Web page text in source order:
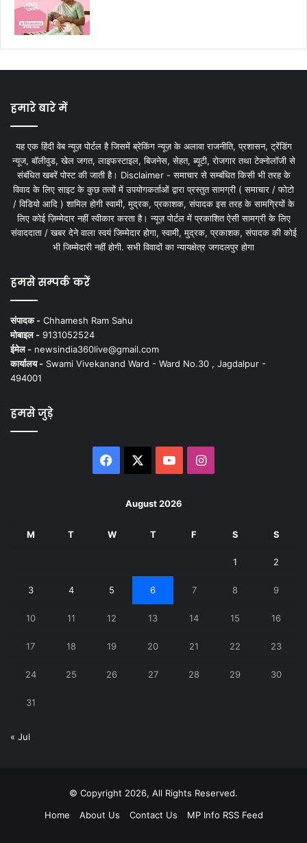
हमारे बारे में
यह एक हिंदी वेब न्यूज़ पोर्टल है जिसमें ब्रेकिंग न्यूज़ के अलावा राजनीति, प्रशासन, ट्रेंडिंग
न्यूज, बॉलीवुड, खेल जगत, लाइफस्टाइल, बिजनेस, सेहत, ब्यूटी, रोजगार तथा टेक्नोलॉजी से
संबंधित खबरें पोस्ट की जाती है। Disclaimer - समाचार से सम्बंधित किसी भी तरह के
विवाद के लिए साइट के कुछ तत्वों में उपयोगकर्ताओं द्वारा प्रस्तुत सामग्री ( समाचार / फोटो
/ विडियो आदि ) शामिल होगी स्वामी, मुद्रक, प्रकाशक, संपादक इस तरह के सामग्रियों के
लिए कोई ज़िम्मेदार नहीं स्वीकार करता है। न्यूज़ पोर्टल में प्रकाशित ऐसी सामग्री के लिए
संवाददाता / खबर देने वाला स्वयं जिम्मेदार होगा, स्वामी, मुद्रक, प्रकाशक, संपादक की कोई
भी जिम्मेदारी नहीं होगी. सभी विवादों का न्यायक्षेत्र जगदलपुर होगा
हमसे सम्पर्क करें
संपादक - Chhamesh Ram Sahu
मोबाइल - 9131052524
ईमेल - newsindia360live@gmail.com
कार्यालय - Swami Vivekanand Ward - Ward No.30 , Jagdalpur -
494001
हमसे जुड़े
Facebook YouTubeInstagram
August 2026
M T W T F S S
1 2
3 4 5 6 7 8 9
10 11 12 13 14 15 16
17 18 19 20 21 22 23
24 25 26 27 28 29 30
31
« Jul
© Copyright 2026, All Rights Reserved.
Home
About Us Contact Us MP Info RSS Feed